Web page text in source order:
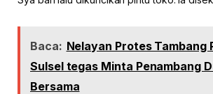
Baca: Nelayan Protes Tambang
Sulsel tegas Minta Penambang
Bersama